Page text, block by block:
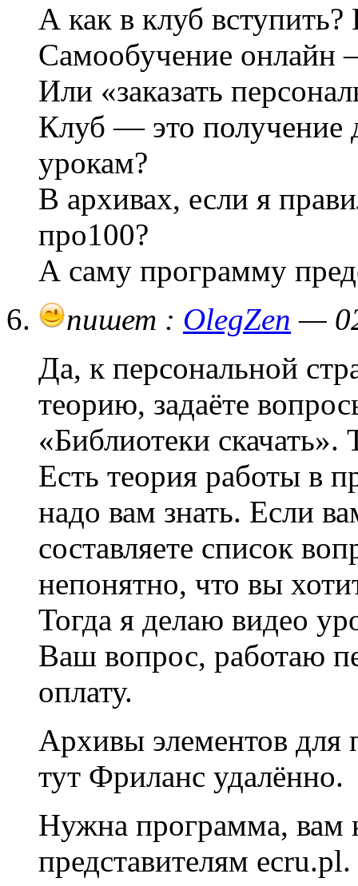
А как в клуб
Самообучение онлайн
Или «заказать
Клуб — это получение
урокам?
В архивах, если я
про100?
А саму программу
пишет : OlegZen —
Да, к персональной
теорию, задаёте
«Библиотеки скачать».
Есть теория работы в
надо вам знать. Если
составляете список
непонятно, что вы
Тогда я делаю видео
Ваш вопрос, работаю
оплату.
Архивы элементов для
тут Фриланс удалённо.
Нужна программа, вам
представителям